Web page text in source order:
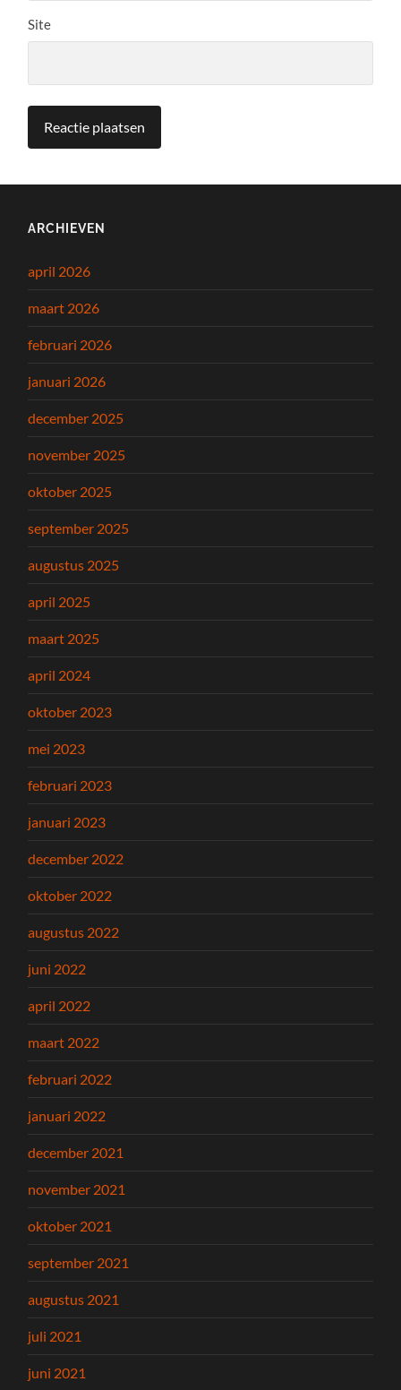
Site
ARCHIEVEN
april 2026
maart 2026
februari 2026
januari 2026
december 2025
november 2025
oktober 2025
september 2025
augustus 2025
april 2025
maart 2025
april 2024
oktober 2023
mei 2023
februari 2023
januari 2023
december 2022
oktober 2022
augustus 2022
juni 2022
april 2022
maart 2022
februari 2022
januari 2022
december 2021
november 2021
oktober 2021
september 2021
augustus 2021
juli 2021
juni 2021